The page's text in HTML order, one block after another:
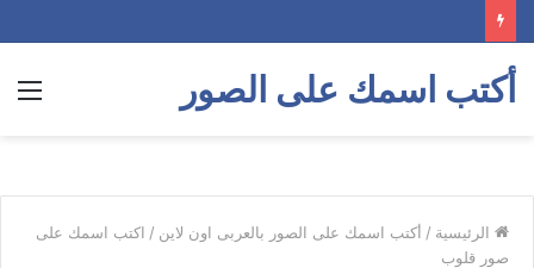
أكتب اسمك على الصور
الرئيسية / أكتب اسمك على الصور بالعربى اون لاين / اكتب اسمك على
صور قلوب